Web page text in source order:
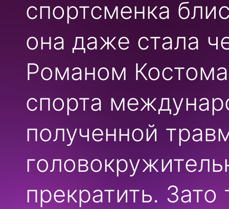
спортсменка
она даже стала
Романом
спорта
полученной
прекратить.